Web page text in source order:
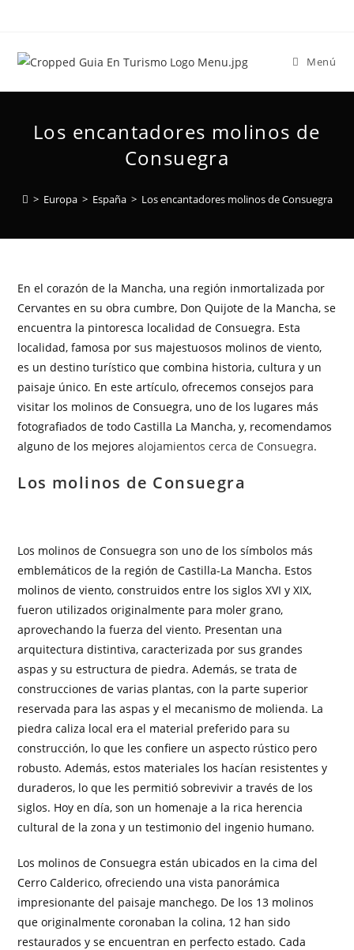
Menú
Los encantadores molinos de
Consuegra
> Europa > España > Los encantadores molinos de Consuegra
En el corazón de la Mancha, una región inmortalizada por
Cervantes en su obra cumbre, Don Quijote de la Mancha, se
encuentra la pintoresca localidad de Consuegra. Esta
localidad, famosa por sus majestuosos molinos de viento,
es un destino turístico que combina historia, cultura y un
paisaje único. En este artículo, ofrecemos consejos para
visitar los molinos de Consuegra, uno de los lugares más
fotografiados de todo Castilla La Mancha, y, recomendamos
alguno de los mejoresalojamientos cerca de Consuegra.
Los molinos de Consuegra
Los molinos de Consuegra son uno de los símbolos más
emblemáticos de la región de Castilla-La Mancha. Estos
molinos de viento, construidos entre los siglos XVI y XIX,
fueron utilizados originalmente para moler grano,
aprovechando la fuerza del viento. Presentan una
arquitectura distintiva, caracterizada por sus grandes
aspas y su estructura de piedra. Además, se trata de
construcciones de varias plantas, con la parte superior
reservada para las aspas y el mecanismo de molienda. La
piedra caliza local era el material preferido para su
construcción, lo que les confiere un aspecto rústico pero
robusto. Además, estos materiales los hacían resistentes y
duraderos, lo que les permitió sobrevivir a través de los
siglos. Hoy en día, son un homenaje a la rica herencia
cultural de la zona y un testimonio del ingenio humano.
Los molinos de Consuegra están ubicados en la cima del
Cerro Calderico, ofreciendo una vista panorámica
impresionante del paisaje manchego. De los 13 molinos
que originalmente coronaban la colina, 12 han sido
restaurados y se encuentran en perfecto estado. Cada